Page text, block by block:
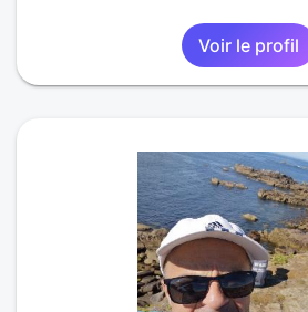
Voir le profil